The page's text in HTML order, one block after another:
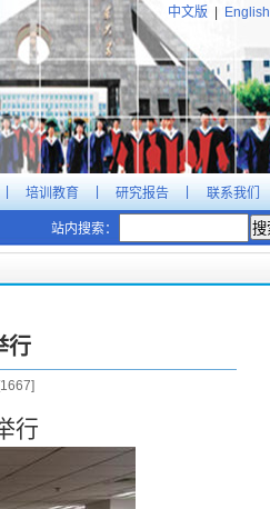
中文版 English
培训教育 研究报告 联系我们
站内搜索：
行
1667]
行